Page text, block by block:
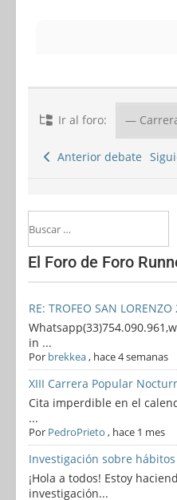
Ir al foro:
Anterior debate
El Foro de Foro
RE: TROFEO SAN
in ...
Por brekkea, hace 4 semanas
XIII Carrera Popular
Cita imperdible en el
...
Por PedroPrieto , hace 1 mes
Investigación sobre
¡Hola a todos! Estoy
investigación...